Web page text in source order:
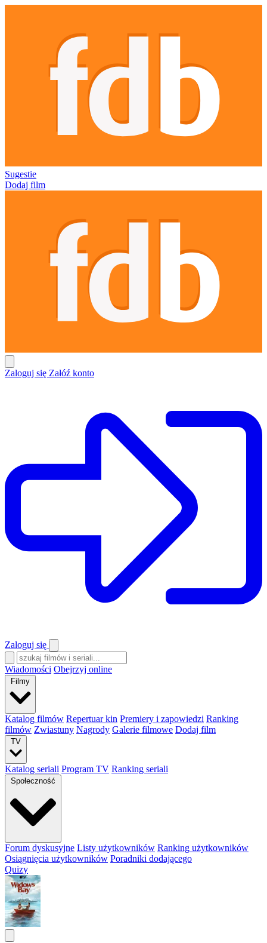
Sugestie
Dodaj film
Zaloguj się Załóź konto
Zaloguj się
Wiadomości Obejrzyj online
Filmy
Katalog filmów Repertuar kin Premiery i zapowiedzi Ranking
filmów Zwiastuny Nagrody Galerie filmowe Dodaj film
TV
Katalog seriali Program TV Ranking seriali
Społeczność
Forum dyskusyjne Listy użytkowników Ranking użytkowników
Osiągnięcia użytkowników Poradniki dodającego
Quizy